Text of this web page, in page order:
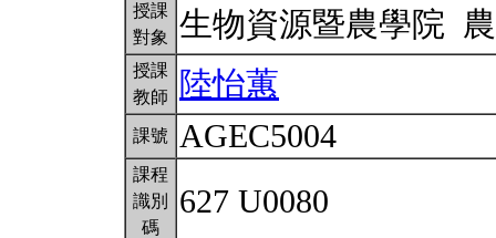
授課
對象
生物資源暨農學院
授課
教師
陸怡蕙
課號 AGEC5004
課程
識別
碼
627 U0080